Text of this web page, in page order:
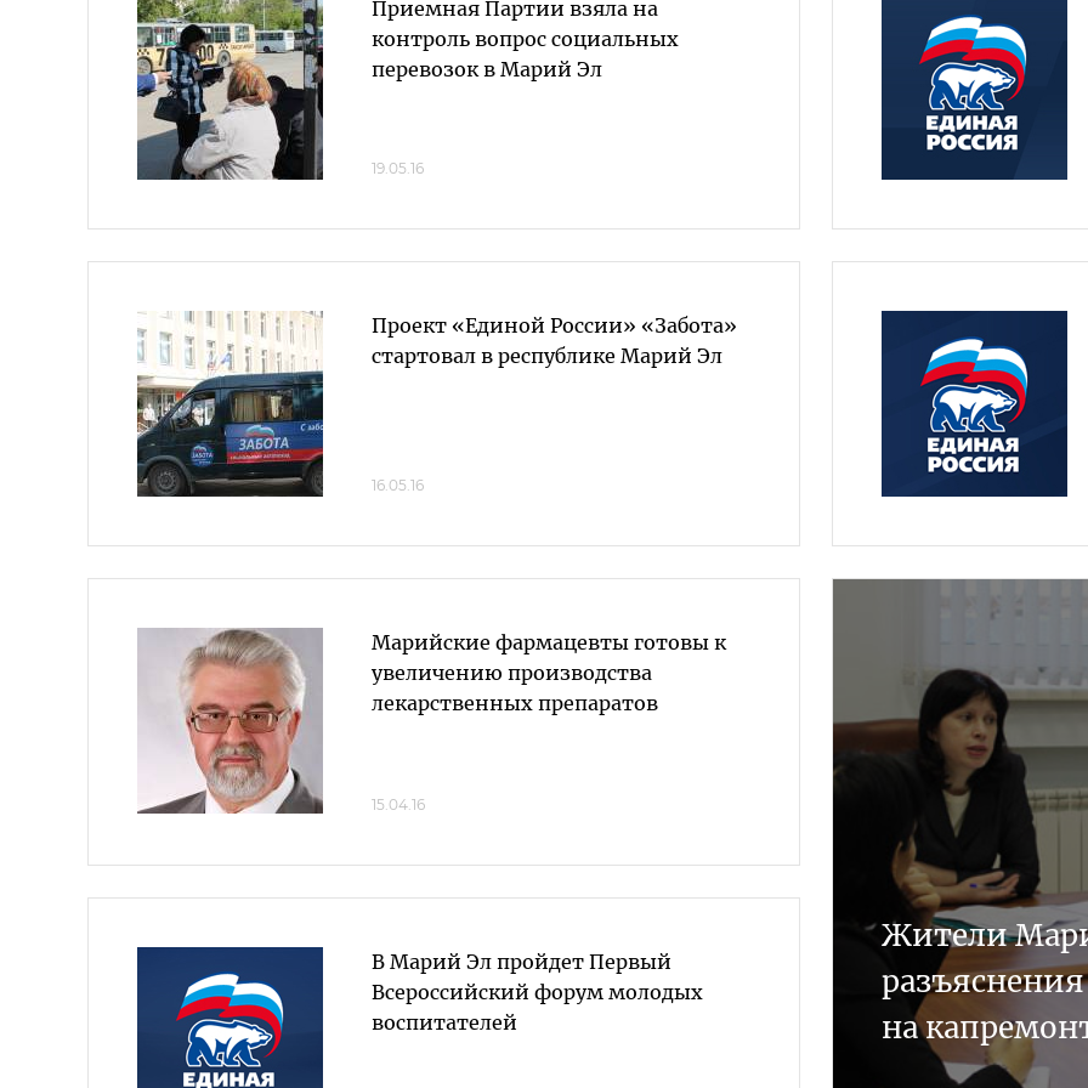
Приемная Партии взяла на
контроль вопрос социальных
перевозок в Марий Эл
19.05.16
Проект «Единой России» «Забота»
стартовал в республике Марий Эл
16.05.16
Марийские фармацевты готовы к
увеличению производства
лекарственных препаратов
15.04.16
В Марий Эл пройдет Первый
Всероссийский форум молодых
воспитателей
Жители
на